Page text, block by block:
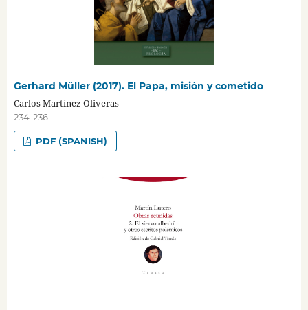
Gerhard Müller (2017). El Papa, misión y cometido
Carlos Martínez Oliveras
234-236
PDF (SPANISH)